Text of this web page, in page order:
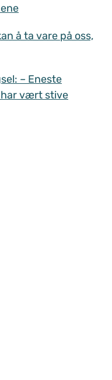
å ta vare på oss,
– Eneste
har vært stive